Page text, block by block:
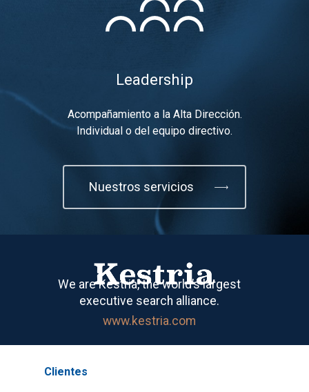
Leadership
Acompañamiento a la Alta Dirección.
Individual o del equipo directivo.
Nuestros servicios
We are Kestria, the world’s largest
executive search alliance.
www.kestria.com
Clientes